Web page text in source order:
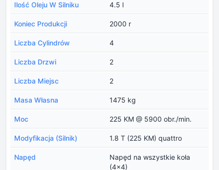
Ilość Oleju W Silniku 4.5 l
Koniec Produkcji 2000 r
Liczba Cylindrów 4
Liczba Drzwi 2
Liczba Miejsc 2
Masa Własna 1475 kg
Moc 225 KM @ 5900 obr./min.
Modyfikacja (Silnik) 1.8 T (225 KM) quattro
Napęd
Napęd na wszystkie koła
(4x4)